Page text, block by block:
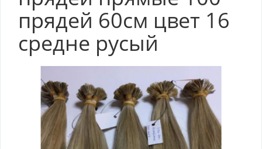
прядей 60см цвет 16
средне русый